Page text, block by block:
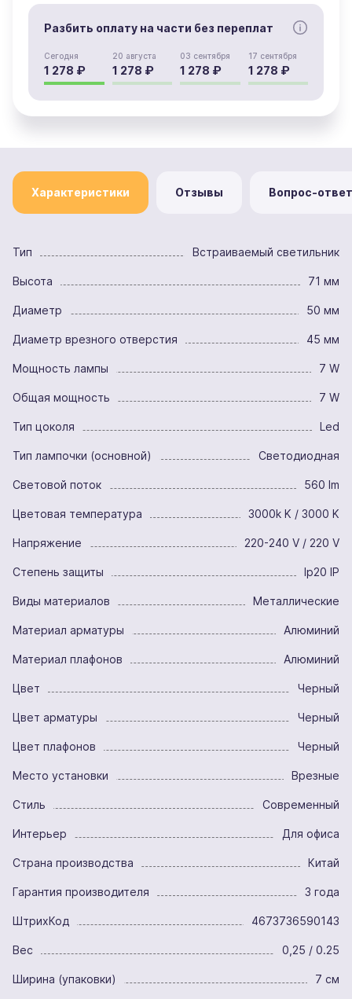
Разбить оплату на части без переплат
Сегодня
1 278 ₽
20 августа
1 278 ₽
03 сентября
1 278 ₽
17 сентября
1 278 ₽
Характеристики Отзывы Вопрос-ответ
Тип Встраиваемый светильник
Высота 71 мм
Диаметр 50 мм
Диаметр врезного отверстия 45 мм
Мощность лампы 7 W
Общая мощность 7 W
Тип цоколя Led
Тип лампочки (основной) Светодиодная
Световой поток 560 lm
Цветовая температура 3000k K / 3000 K
Напряжение 220-240 V / 220 V
Степень защиты Ip20 IP
Виды материалов Металлические
Материал арматуры Алюминий
Материал плафонов Алюминий
Цвет Черный
Цвет арматуры Черный
Цвет плафонов Черный
Место установки Врезные
Стиль Современный
Интерьер Для офиса
Страна производства Китай
Гарантия производителя 3 года
ШтрихКод 4673736590143
Вес 0,25 / 0.25
Ширина (упаковки) 7 см